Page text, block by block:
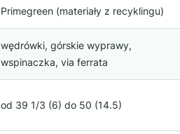
Primegreen (materiały z recyklingu)
wędrówki, górskie wyprawy,
wspinaczka, via ferrata
od 39 1/3 (6) do 50 (14.5)